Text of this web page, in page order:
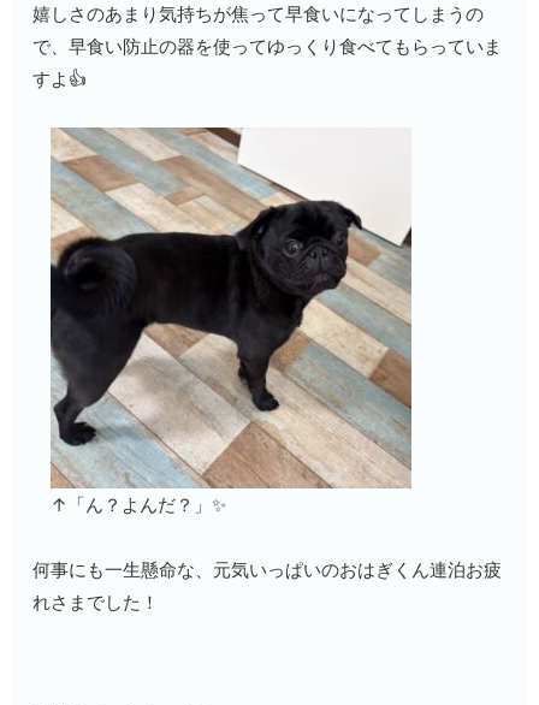
嬉しさのあまり気持ちが焦って早食いになってしまうの
で、早食い防止の器を使ってゆっくり食べてもらっていま
すよ👍
↑「ん？よんだ？」✨
何事にも一生懸命な、元気いっぱいのおはぎくん連泊お疲
れさまでした！